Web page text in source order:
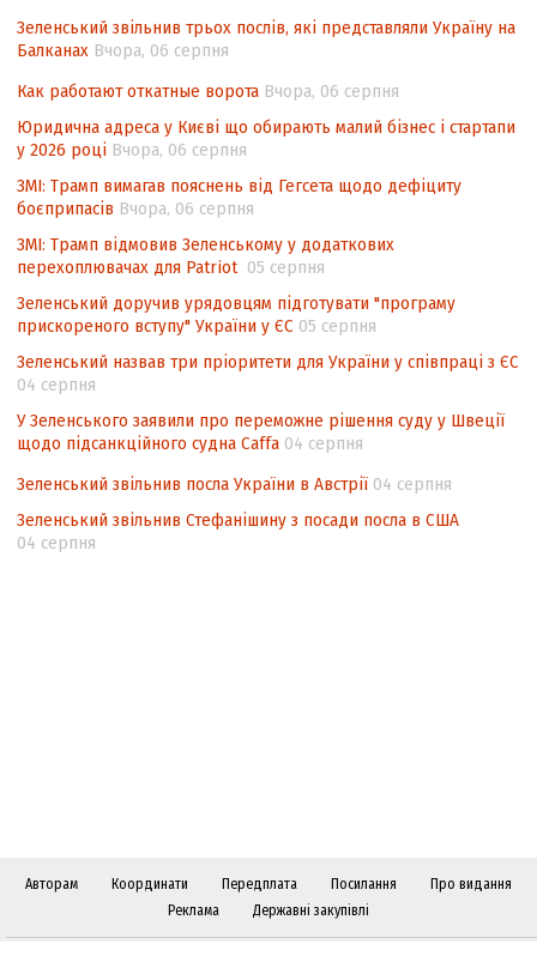
Угоди про торговельні аспекти прав
інтелектуальної власності (TRIPS) у
контексті євроінтеграції
Аналіз виборчого законодавства щодо
невизначеності механізму повторного
підрахунку голосів виборців
Інформаційна безпека суспільства
Зеленський звільнив трьох послів, які представляли Україну на
Балканах Вчора, 06 серпня
Как работают откатные ворота Вчора, 06 серпня
Юридична адреса у Києві що обирають малий бізнес і стартапи
у 2026 році Вчора, 06 серпня
ЗМІ: Трамп вимагав пояснень від Гегсета щодо дефіциту
боєприпасів Вчора, 06 серпня
ЗМІ: Трамп відмовив Зеленському у додаткових
перехоплювачах для Patriot 05 серпня
Зеленський доручив урядовцям підготувати "програму
прискореного вступу" України у ЄС 05 серпня
Зеленський назвав три пріоритети для України у співпраці з ЄС
04 серпня
У Зеленського заявили про переможне рішення суду у Швеції
щодо підсанкційного судна Caffa 04 серпня
Зеленський звільнив посла України в Австрії 04 серпня
Зеленський звільнив Стефанішину з посади посла в США
04 серпня
Авторам Координати Передплата Посилання
Про видання
Реклама
Державні закупівлі